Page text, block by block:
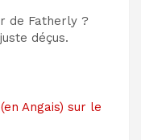
de Fatherly ?
déçus.
Angais) sur le